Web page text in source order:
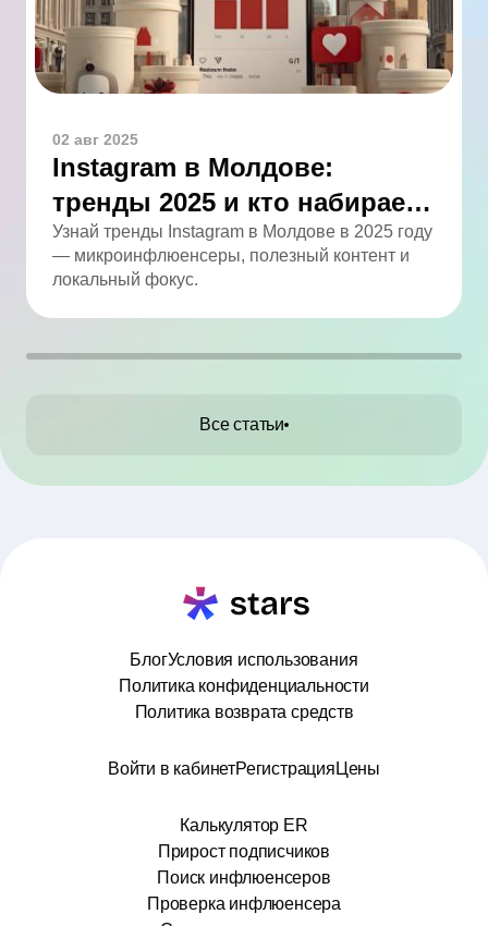
02 авг 2025
Instagram в Молдове:
тренды 2025 и кто набирает
обороты
Узнай тренды Instagram в Молдове в 2025 году
— микроинфлюенсеры, полезный контент и
локальный фокус.
Все статьи
БлогУсловия использования
Политика конфиденциальности
Политика возврата средств
Войти в кабинетРегистрация Цены
Калькулятор ER
Прирост подписчиков
Поиск инфлюенсеров
Проверка инфлюенсера